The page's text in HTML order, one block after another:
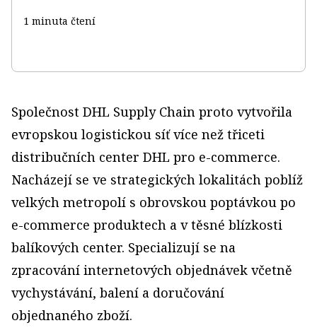
1 minuta čtení
Společnost DHL Supply Chain proto vytvořila
evropskou logistickou síť více než třiceti
distribučních center DHL pro e-commerce.
Nacházejí se ve strategických lokalitách poblíž
velkých metropolí s obrovskou poptávkou po
e-commerce produktech a v těsné blízkosti
balíkových center. Specializují se na
zpracování internetových objednávek včetně
vychystávání, balení a doručování
objednaného zboží.